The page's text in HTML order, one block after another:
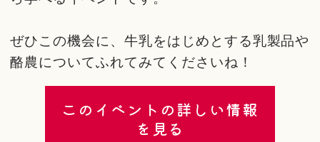
ぜひこの機会に、牛乳をはじめとする乳製品や
酪農についてふれてみてくださいね！
このイベントの詳しい情報
を見る